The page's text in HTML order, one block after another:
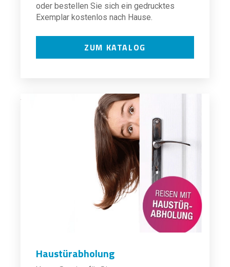
oder bestellen Sie sich ein gedrucktes
Exemplar kostenlos nach Hause.
ZUM KATALOG
Haustürabholung